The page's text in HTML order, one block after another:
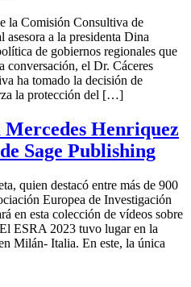
la Comisión Consultiva de
a la presidenta Dina
de gobiernos regionales que
conversación, el Dr. Cáceres
ha tomado la decisión de
la protección del […]
Henriquez
Sage Publishing
quien destacó entre más de 900
Europea de Investigación
en esta colección de vídeos sobre
ESRA 2023 tuvo lugar en la
Milán- Italia. En este, la única